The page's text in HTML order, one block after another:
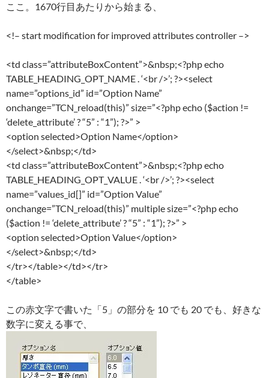
ここ。1670行目あたりから始まる、
<!– start modification for improved attributes controller –>
<td class=”attributeBoxContent”>&nbsp;<?php echo
TABLE_HEADING_OPT_NAME . ‘<br />’; ?><select
name=”options_id” id=”Option Name”
onchange=”TCN_reload(this)” size=”<?php echo ($action !=
‘delete_attribute’ ? “5” : “1”); ?>” >
<option selected>Option Name</option>
</select>&nbsp;</td>
<td class=”attributeBoxContent”>&nbsp;<?php echo
TABLE_HEADING_OPT_VALUE . ‘<br />’; ?><select
name=”values_id[]” id=”Option Value”
onchange=”TCN_reload(this)” multiple size=”<?php echo
($action != ‘delete_attribute’ ? “5” : “1”); ?>” >
<option selected>Option Value</option>
</select>&nbsp;</td>
</tr></table></td></tr>
</table>
この赤文字で書いた「5」の部分を 10 でも 20 でも、好きな
数字に変える事で、